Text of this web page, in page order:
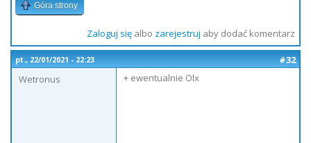
Góra strony
Zaloguj sięalbo zarejestruj aby dodać komentarz
pt., 22/01/2021 - 22:23
#32
Wetronus
+ ewentualnie Olx